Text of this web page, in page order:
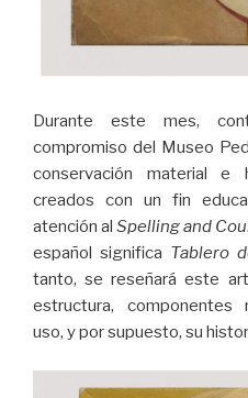
Durante este mes,
compromiso del Museo
conservación material e
creados con un fin
atención al Spelling and
español significa Tablero
tanto, se reseñará este
estructura, componentes
uso, y por supuesto, su